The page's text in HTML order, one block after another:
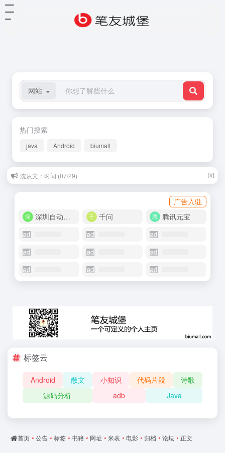
网站
热门搜索
java Android biumall
沈从文：时间 (07/29)
广告入驻
深圳自动化商城
千问 腾讯元宝
标签云
Android 散文 小知识 代码片段
诗歌
源码分析
adb Java
首页 • 公告 • 标签 • 书籍 • 网址 • 米表 • 电影 • 归档 • 论坛 • 正文